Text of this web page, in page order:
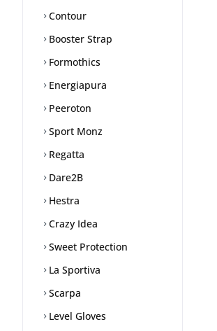
Contour
Booster Strap
Formothics
Energiapura
Peeroton
Sport Monz
Regatta
Dare2B
Hestra
Crazy Idea
Sweet Protection
La Sportiva
Scarpa
Level Gloves